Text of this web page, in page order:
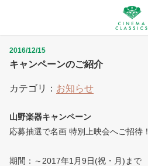
キャンペーンのご紹介
2016/12/15
カテゴリ： お知らせ
山野楽器キャンペーン
応募抽選で名画 特別上映会へご招待！
期間：～2017年1月9日(祝・月)まで